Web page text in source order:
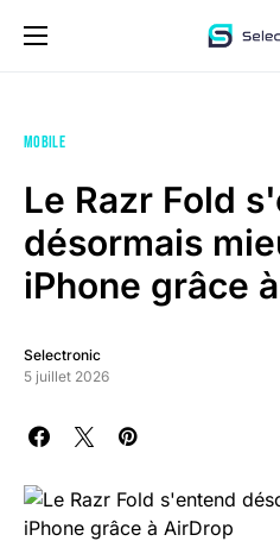
MOBILE
Le Razr Fold
désormais
iPhone grâce
Selectronic
5 juillet 2026